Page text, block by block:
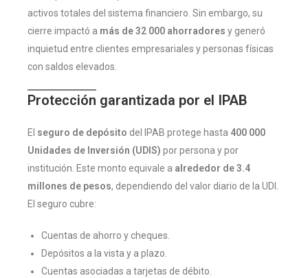
activos totales del sistema financiero. Sin embargo, su
cierre impactó a más de 32 000 ahorradores y generó
inquietud entre clientes empresariales y personas físicas
con saldos elevados.
Protección garantizada por el IPAB
El seguro de depósito del IPAB protege hasta 400 000
Unidades de Inversión (UDIS) por persona y por
institución. Este monto equivale a alrededor de 3.4
millones de pesos, dependiendo del valor diario de la UDI.
El seguro cubre:
Cuentas de ahorro y cheques.
Depósitos a la vista y a plazo.
Cuentas asociadas a tarjetas de débito.